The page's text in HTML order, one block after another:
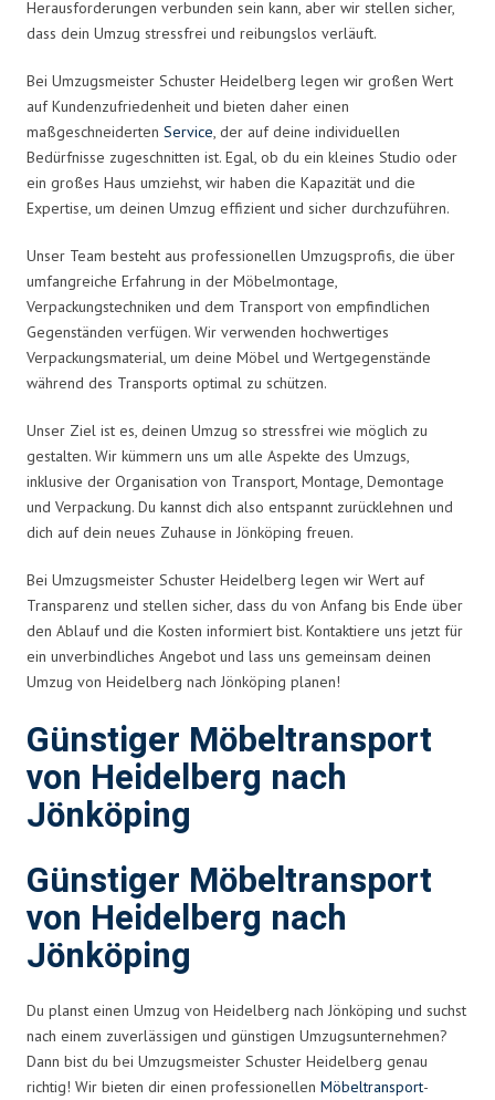
Herausforderungen verbunden sein kann, aber wir stellen sicher,
dass dein Umzug stressfrei und reibungslos verläuft.
Bei Umzugsmeister Schuster Heidelberg legen wir großen Wert
auf Kundenzufriedenheit und bieten daher einen
maßgeschneiderten Service, der auf deine individuellen
Bedürfnisse zugeschnitten ist. Egal, ob du ein kleines Studio oder
ein großes Haus umziehst, wir haben die Kapazität und die
Expertise, um deinen Umzug effizient und sicher durchzuführen.
Unser Team besteht aus professionellen Umzugsprofis, die über
umfangreiche Erfahrung in der Möbelmontage,
Verpackungstechniken und dem Transport von empfindlichen
Gegenständen verfügen. Wir verwenden hochwertiges
Verpackungsmaterial, um deine Möbel und Wertgegenstände
während des Transports optimal zu schützen.
Unser Ziel ist es, deinen Umzug so stressfrei wie möglich zu
gestalten. Wir kümmern uns um alle Aspekte des Umzugs,
inklusive der Organisation von Transport, Montage, Demontage
und Verpackung. Du kannst dich also entspannt zurücklehnen und
dich auf dein neues Zuhause in Jönköping freuen.
Bei Umzugsmeister Schuster Heidelberg legen wir Wert auf
Transparenz und stellen sicher, dass du von Anfang bis Ende über
den Ablauf und die Kosten informiert bist. Kontaktiere uns jetzt für
ein unverbindliches Angebot und lass uns gemeinsam deinen
Umzug von Heidelberg nach Jönköping planen!
Günstiger Möbeltransport
von Heidelberg nach
Jönköping
Günstiger Möbeltransport
von Heidelberg nach
Jönköping
Du planst einen Umzug von Heidelberg nach Jönköping und suchst
nach einem zuverlässigen und günstigen Umzugsunternehmen?
Dann bist du bei Umzugsmeister Schuster Heidelberg genau
richtig! Wir bieten dir einen professionellen Möbeltransport-